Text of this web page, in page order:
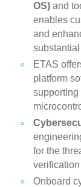
OS)and
enables
and
ETAS
platform
supporting
for the
Onboard